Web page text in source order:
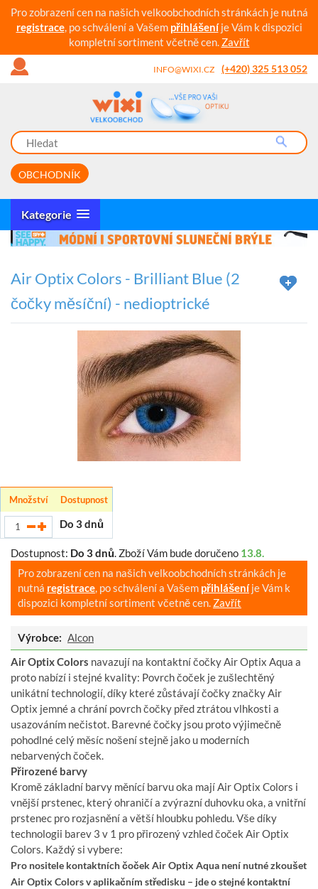
Pro zobrazení cen na našich velkoobchodních stránkách je nutná
registrace, po schválení a Vašem přihlášeníje Vám k dispozici
kompletní sortiment včetně cen. Zavřít
INFO@WIXI.CZ (+420) 325 513 052
OBCHODNÍK
Kategorie
Air Optix Colors - Brilliant Blue (2
čočky měsíční) - nedioptrické
Množství Dostupnost
Do 3 dnů
Dostupnost: Do 3 dnů. Zboží Vám bude doručeno 13.8.
Pro zobrazení cen na našich velkoobchodních stránkách je
nutná registrace, po schválení a Vašem přihlášeníje Vám k
dispozici kompletní sortiment včetně cen. Zavřít
Výrobce: Alcon
Air Optix Colors navazují na kontaktní čočky Air Optix Aqua a
proto nabízí i stejné kvality: Povrch čoček je zušlechtěný
unikátní technologií, díky které zůstávají čočky značky Air
Optix jemné a chrání povrch čočky před ztrátou vlhkosti a
usazováním nečistot. Barevné čočky jsou proto výjimečně
pohodlné celý měsíc nošení stejně jako u moderních
nebarvených čoček.
Přirozené barvy
Kromě základní barvy měnící barvu oka mají Air Optix Colors i
vnější prstenec, který ohraničí a zvýrazní duhovku oka, a vnitřní
prstenec pro rozjasnění a větší hloubku pohledu. Vše díky
technologii barev 3 v 1 pro přirozený vzhled čoček Air Optix
Colors. Každý si vybere:
Pro nositele kontaktních čoček Air Optix Aqua není nutné zkoušet
Air Optix Colors v aplikačním středisku – jde o stejné kontaktní